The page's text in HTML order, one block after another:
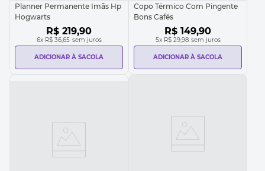
Planner Permanente Imãs Hp
Hogwarts
R$ 219,90
6x R$ 36,65 sem juros
ADICIONAR À SACOLA
Copo Térmico Com Pingente
Bons Cafés
R$ 149,90
5x R$ 29,98 sem juros
ADICIONAR À SACOLA